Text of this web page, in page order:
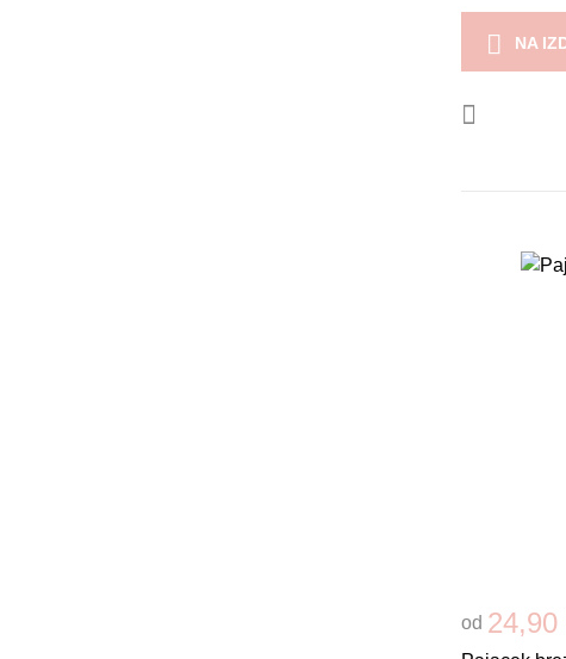
NA
od 24,90